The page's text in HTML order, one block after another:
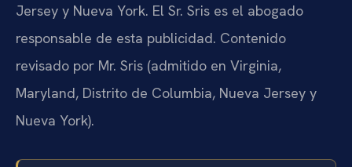
Jersey y Nueva York. El Sr. Sris es el abogado
responsable de esta publicidad. Contenido
revisado por Mr. Sris (admitido en Virginia,
Maryland, Distrito de Columbia, Nueva Jersey y
Nueva York).